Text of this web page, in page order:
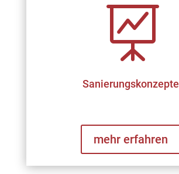

Sanierungskonzepte
mehr erfahren